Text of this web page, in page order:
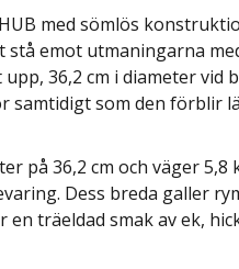
med sömlös
emot utmaningarna
36,2 cm i diameter vid
samtidigt som den förblir
på 36,2 cm och väger 5,8
Dess breda galler
träeldad smak av ek,